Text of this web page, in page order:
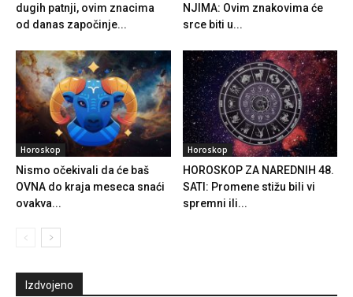
dugih patnji, ovim znacima
od danas započinje...
NJIMA: Ovim znakovima će
srce biti u...
Horoskop
Nismo očekivali da će baš
OVNA do kraja meseca snaći
ovakva...
Horoskop
HOROSKOP ZA NAREDNIH 48.
SATI: Promene stižu bili vi
spremni ili...
Izdvojeno